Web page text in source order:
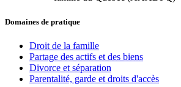
Domaines de pratique
Droit de la famille
Partage des actifs et des biens
Divorce et séparation
Parentalité, garde et droits d'accès